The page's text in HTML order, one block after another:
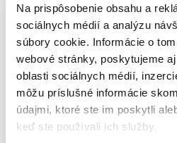
Na prispôsobenie obsahu a
sociálnych médií a analýzu
súbory cookie. Informácie o
webové stránky, poskytujeme
oblasti sociálnych médií,
môžu príslušné informácie
údajmi, ktoré ste im poskytli
keď ste používali ich služby.
Zámok visiaci FAB
Hardened | 3 kľúče
Vlastnosti:
FAB 30H/45mm
Hmotnosť:0,21kg